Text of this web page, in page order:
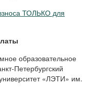
ТОЛЬКО для
образовательное
Петербургский
«ЛЭТИ» им.